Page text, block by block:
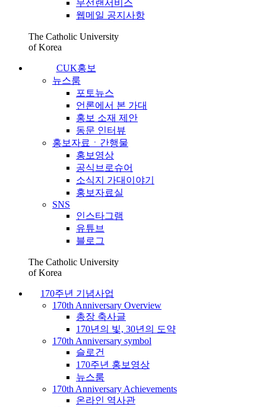
무선랜서비스
웹메일 공지사항
The Catholic University
of Korea
CUK홍보
뉴스룸
포토뉴스
언론에서 본 가대
홍보 소재 제안
동문 인터뷰
홍보자료ㆍ간행물
홍보영상
공식브로슈어
소식지 가대이야기
홍보자료실
SNS
인스타그램
유튜브
블로그
The Catholic University
of Korea
170주년 기념사업
170th Anniversary Overview
총장 축사글
170년의 빛, 30년의 도약
170th Anniversary symbol
슬로건
170주년 홍보영상
뉴스룸
170th Anniversary Achievements
온라인 역사관